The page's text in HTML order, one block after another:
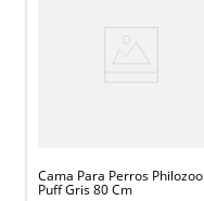
Cama Para Perros Philozoo
Puff Gris 80 Cm